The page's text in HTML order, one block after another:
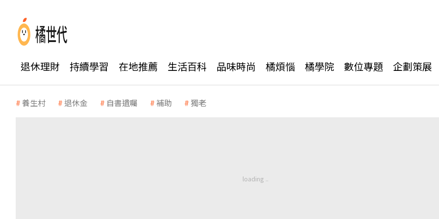
退休理財 持續學習 在地推薦 生活百科 品味時尚 橘煩惱 橘學院 數位專題 企劃策展
養生村 退休金 自書遺囑 補助 獨老